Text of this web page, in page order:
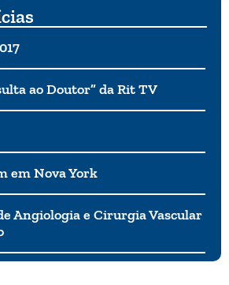
ao Doutor” da Rit TV
em Nova York
Angiologia e Cirurgia Vascular